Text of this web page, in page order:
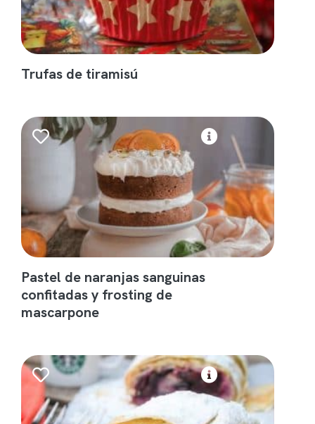
Trufas de tiramisú
Pastel de naranjas sanguinas
confitadas y frosting de
mascarpone